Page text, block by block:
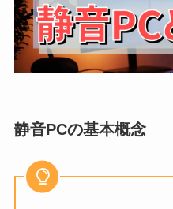
静音PCの基本概念